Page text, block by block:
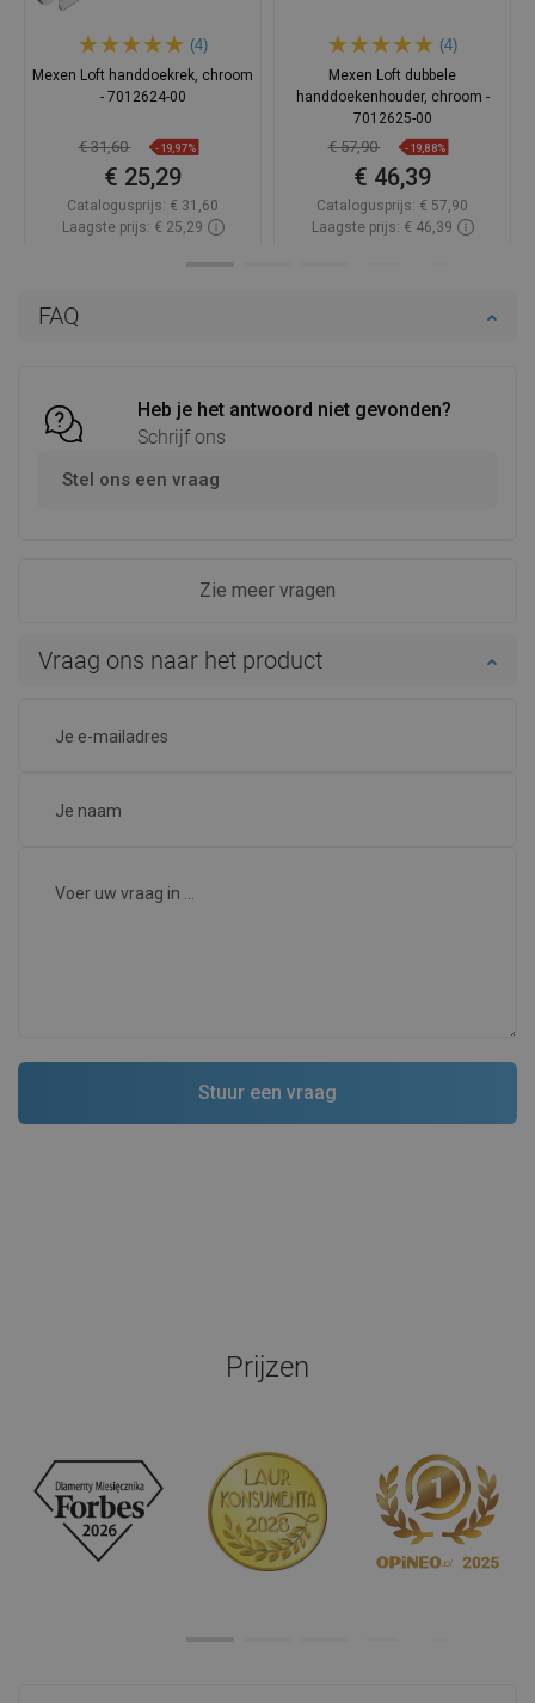
FAQ
Heb je het antwoord niet gevonden?
Schrijf ons
Stel ons een vraag
Zie meer vragen
Vraag ons naar het product
(4)
Mexen Loft handdoekrek, chroom
- 7012624-00
€ 31,60 -19,97%
€ 25,29
Catalogusprijs: € 31,60
Laagste prijs: € 25,29
(4)
Mexen Loft dubbele
handdoekenhouder, chroom -
7012625-00
€ 57,90 -19,88%
€ 46,39
Catalogusprijs: € 57,90
Laagste prijs: € 46,39
Prijzen